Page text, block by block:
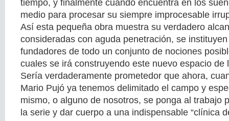
tiempo, y finalmente cuando encuentra en los
medio para procesar su siempre improcesable
Así esta pequeña obra muestra su verdadero
consideradas con aguda penetración, se
fundadores de todo un conjunto de nociones
cuales se irá construyendo este nuevo espacio de
Sería verdaderamente prometedor que ahora,
Mario Pujó ya tenemos delimitado el campo y
mismo, o alguno de nosotros, se ponga al trabajo
la serie y dar cuerpo a una indispensable “clínica